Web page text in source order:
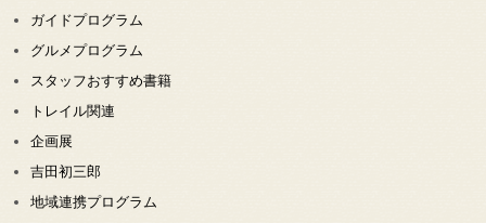
ガイドプログラム
グルメプログラム
スタッフおすすめ書籍
トレイル関連
企画展
吉田初三郎
地域連携プログラム